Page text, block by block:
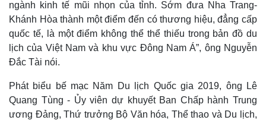
ngành kinh tế mũi nhọn của tỉnh. Sớm đưa Nha Trang-
Khánh Hòa thành một điểm đến có thương hiệu, đẳng cấp
quốc tế, là một điểm không thể thể thiếu trong bản đồ du
lịch của Việt Nam và khu vực Đông Nam Á”, ông Nguyễn
Đắc Tài nói.
Phát biểu bế mạc Năm Du lịch Quốc gia 2019, ông Lê
Quang Tùng - Ủy viên dự khuyết Ban Chấp hành Trung
ương Đảng, Thứ trưởng Bộ Văn hóa, Thể thao và Du lịch,